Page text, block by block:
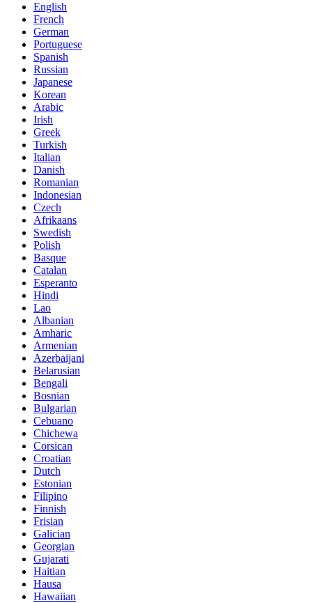
English
French
German
Portuguese
Spanish
Russian
Japanese
Korean
Arabic
Irish
Greek
Turkish
Italian
Danish
Romanian
Indonesian
Czech
Afrikaans
Swedish
Polish
Basque
Catalan
Esperanto
Hindi
Lao
Albanian
Amharic
Armenian
Azerbaijani
Belarusian
Bengali
Bosnian
Bulgarian
Cebuano
Chichewa
Corsican
Croatian
Dutch
Estonian
Filipino
Finnish
Frisian
Galician
Georgian
Gujarati
Haitian
Hausa
Hawaiian